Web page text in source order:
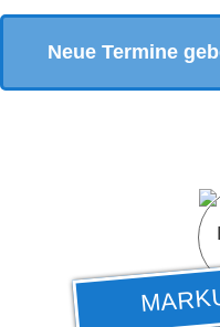
Neue Termine